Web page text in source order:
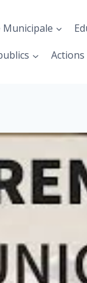
Municipale
Actions